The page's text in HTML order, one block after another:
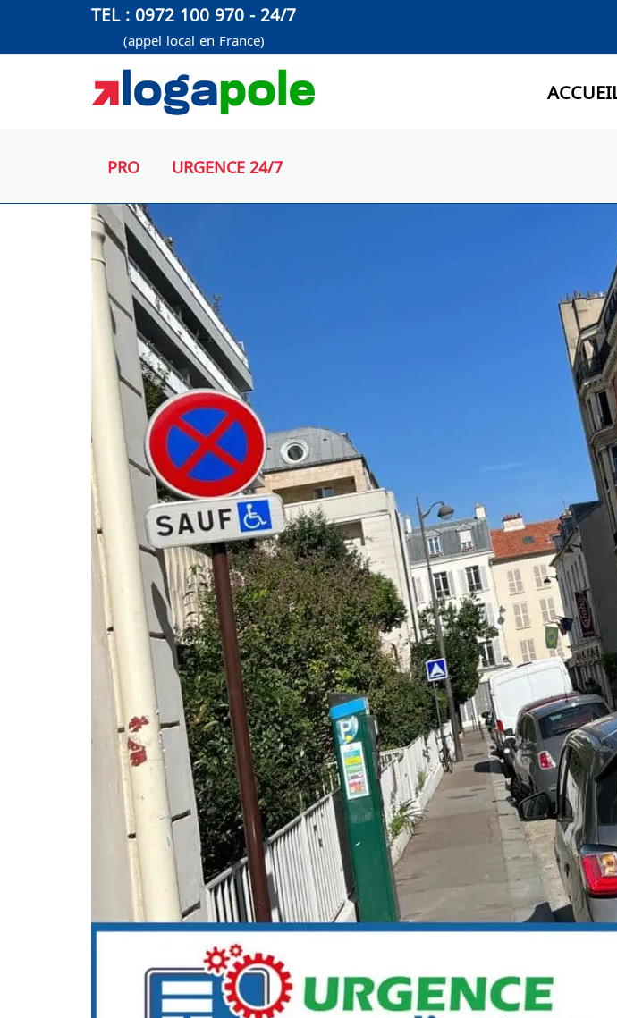
contenu
TEL : 0972 100 970 - 24/7
(appel local en France)
ACCUEIL
PRO URGENCE 24/7